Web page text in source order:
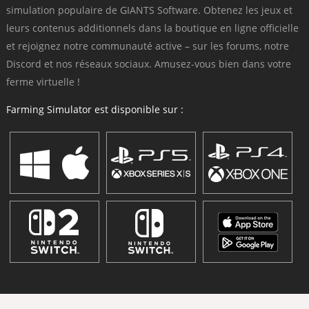
simulation populaire de GIANTS Software. Obtenez les jeux et
leurs contenus additionnels dans la boutique en ligne officielle
et rejoignez notre communauté active – sur les forums, notre
Discord et nos réseaux sociaux. Amusez-vous bien dans votre
ferme virtuelle !
Farming Simulator est disponible sur :